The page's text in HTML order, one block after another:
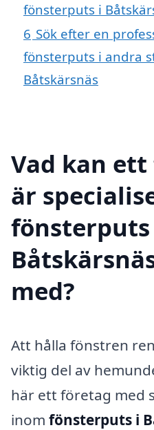
fönsterputs i
6 Sök efter en
fönsterputs i andra
Båtskärsnäs
Vad kan
är
fönsterputs
med?
Att hålla fönstren
viktig del av
här ett företag med
inom fönsterputs i